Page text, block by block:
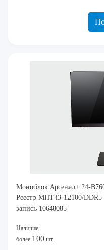
Моноблок Арсенал+ 24-
Реестр МПТ i3-12100/DDR5
запись 10648085
Наличие:
более 100 шт.